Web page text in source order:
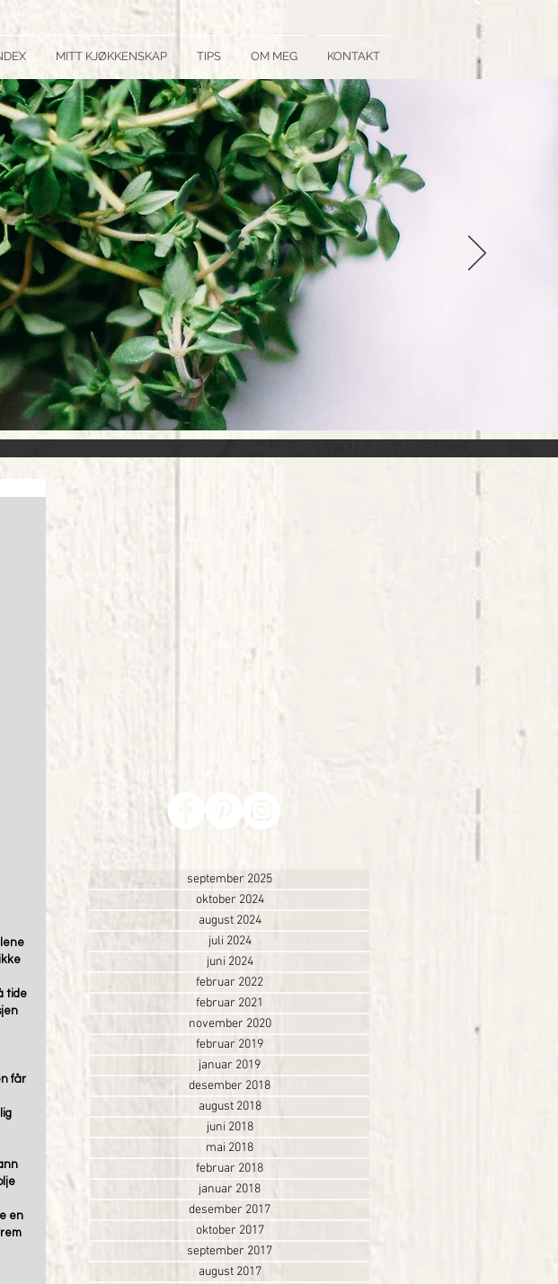
MITT KJØKKENSKAP TIPS OM MEG KONTAKT
tide
får
en
DU KAN OGSÅ FINNE MEG PÅ
september 2025
oktober 2024
august 2024
juli 2024
juni 2024
februar 2022
februar 2021
november 2020
februar 2019
januar 2019
desember 2018
august 2018
juni 2018
mai 2018
februar 2018
januar 2018
desember 2017
oktober 2017
september 2017
august 2017